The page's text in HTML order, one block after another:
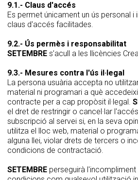
9.1.- Claus d'accés
Es permet únicament un ús personal i
claus d'accés facilitades.
9.2.- Ús permès i responsabilitat
SETEMBRE s’acull a les llicències
9.3.- Mesures contra l'ús il·legal
La persona usuària accepta no
material ni programari a què
contracte per a cap propòsit il·legal.
el dret de restringir o cancel·lar l'accés
subscripció al servei si, en la seva
utilitza el lloc web, material o
alguna llei, violar drets de tercers o
condicions de contractació.
SETEMBRE perseguirà